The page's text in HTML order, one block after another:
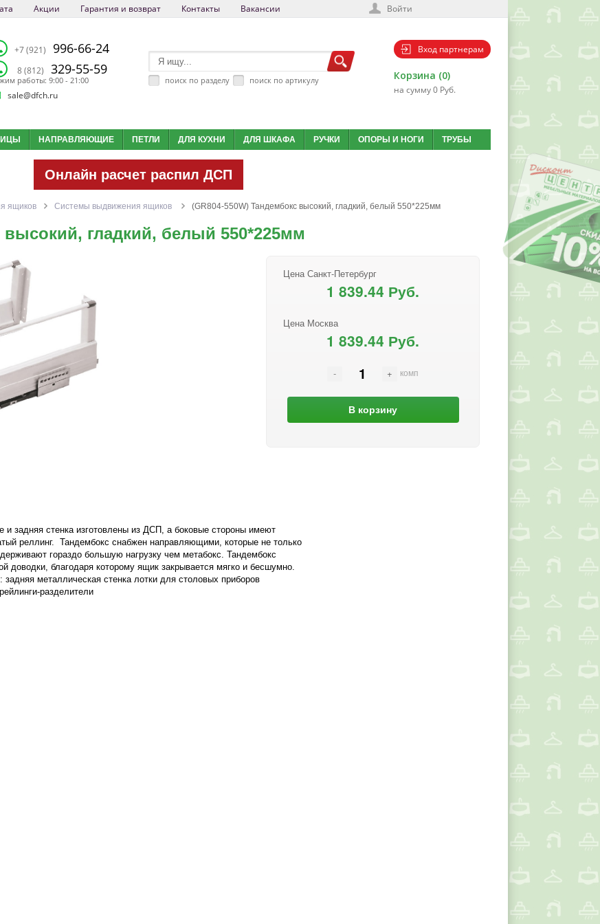
Акции Гарантия и возврат Контакты Вакансии Войти
+7 (921) 996-66-24
8 (812) 329-55-59
работы: 9:00 - 21:00
sale@dfch.ru
поиск по разделу поиск по артикулу
Вход партнерам
Корзина (0)
на сумму 0 Руб.
НАПРАВЛЯЮЩИЕ ПЕТЛИ ДЛЯ КУХНИ ДЛЯ ШКАФА РУЧКИ ОПОРЫ И НОГИ ТРУБЫ
Онлайн расчет распил ДСП
ящиков Системы выдвижения ящиков (GR804-550W) Тандембокс высокий, гладкий, белый 550*225мм
высокий, гладкий, белый 550*225мм
Цена Санкт-Петербург
1 839.44 Руб.
Цена Москва
1 839.44 Руб.
комп
В корзину
задняя стенка изготовлены из ДСП, а боковые стороны имеют
реллинг. Тандембокс снабжен направляющими, которые не только
гораздо большую нагрузку чем метабокс. Тандембокс
доводки, благодаря которому ящик закрывается мягко и бесшумно.
металлическая стенка лотки для столовых приборов
разделители